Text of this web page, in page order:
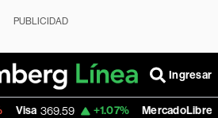
PUBLICIDAD
Ingresar
+1.07% MercadoLibre 1,890.05 -